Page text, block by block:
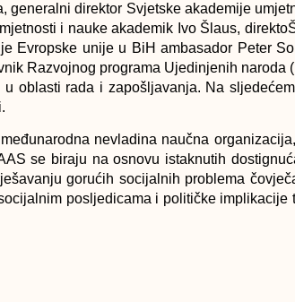
generalni direktor Svjetske akademije
i nauke akademik Ivo Šlaus,
Evropske unije u BiH ambasador Peter
Razvojnog programa Ujedinjenih naroda
oblasti rada i zapošljavanja. Na sljedećem
nevladina naučna
se biraju na osnovu istaknutih
gorućih socijalnih problema
posljedicama i političke implikacije